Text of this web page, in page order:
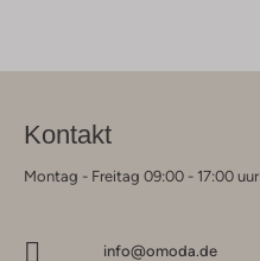
Kontakt
Montag - Freitag 09:00 - 17:00 uur
info@omoda.de